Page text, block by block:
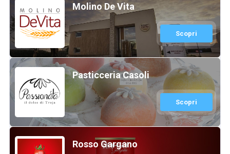
Molino De Vita
Scopri
Pasticceria Casoli
Scopri
Rosso Gargano